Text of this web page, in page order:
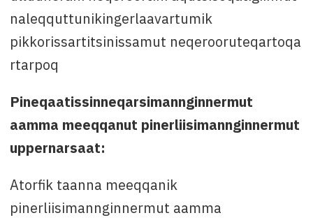
naleqquttunikingerlaavartumik
pikkorissartitsinissamut neqerooruteqartoqa
rtarpoq
Pineqaatissinneqarsimannginnermut
aamma meeqqanut pinerliisimannginnermut
uppernarsaat:
Atorfik taanna meeqqanik
pinerliisimannginnermut aamma